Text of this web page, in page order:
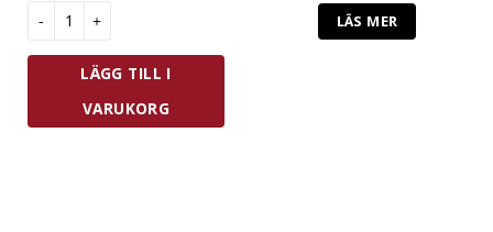
Skeppshult Saltkvarn 27 cm Brun Bok mängd
LÄGG TILL I
VARUKORG
LÄS MER